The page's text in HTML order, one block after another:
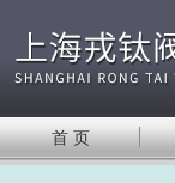
首 页